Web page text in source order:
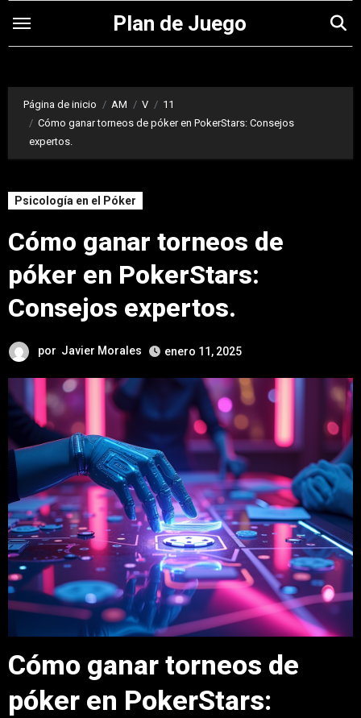
Plan de Juego
Página de inicio AM V
11
Cómo ganar torneos de póker en PokerStars: Consejos
expertos.
Psicología en el Póker
Cómo ganar torneos de
póker en PokerStars:
Consejos expertos.
por Javier Morales enero 11, 2025
Cómo ganar torneos de
póker en PokerStars: